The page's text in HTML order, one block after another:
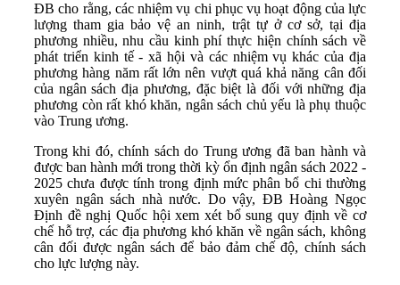
ĐB cho rằng, các nhiệm vụ chi phục vụ hoạt động của lực
lượng tham gia bảo vệ an ninh, trật tự ở cơ sở, tại địa
phương nhiều, nhu cầu kinh phí thực hiện chính sách về
phát triển kinh tế - xã hội và các nhiệm vụ khác của địa
phương hàng năm rất lớn nên vượt quá khả năng cân đối
của ngân sách địa phương, đặc biệt là đối với những địa
phương còn rất khó khăn, ngân sách chủ yếu là phụ thuộc
vào Trung ương.
Trong khi đó, chính sách do Trung ương đã ban hành và
được ban hành mới trong thời kỳ ổn định ngân sách 2022 -
2025 chưa được tính trong định mức phân bổ chi thường
xuyên ngân sách nhà nước. Do vậy, ĐB Hoàng Ngọc
Định đề nghị Quốc hội xem xét bổ sung quy định về cơ
chế hỗ trợ, các địa phương khó khăn về ngân sách, không
cân đối được ngân sách để bảo đảm chế độ, chính sách
cho lực lượng này.